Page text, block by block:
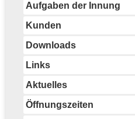
Aufgaben der Innung
Kunden
Downloads
Links
Aktuelles
Öffnungszeiten